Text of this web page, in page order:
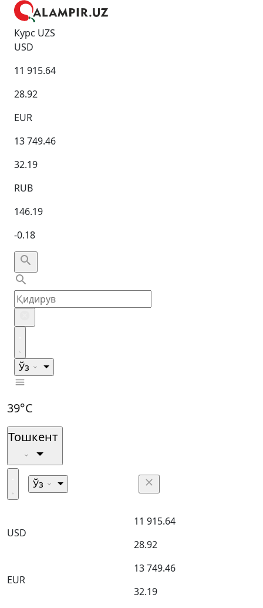
Курс UZS
USD
11 915.64
28.92
EUR
13 749.46
32.19
RUB
146.19
-0.18
Ўз
39°C
Тошкент
Ўз
USD
11 915.64
28.92
EUR
13 749.46
32.19